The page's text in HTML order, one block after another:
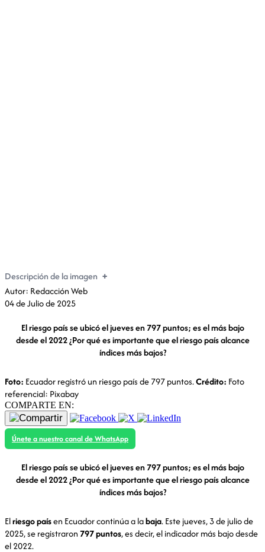
Descripción de la imagen
Autor: Redacción Web
04 de Julio de 2025
El riesgo país se ubicó el jueves en 797 puntos; es el más bajo
desde el 2022 ¿Por qué es importante que el riesgo país alcance
índices más bajos?
Foto: Ecuador registró un riesgo país de 797 puntos.Crédito: Foto
referencial: Pixabay
COMPARTE EN:
Únete a nuestro canal de WhatsApp
El riesgo país se ubicó el jueves en 797 puntos; es el más bajo
desde el 2022 ¿Por qué es importante que el riesgo país alcance
índices más bajos?
Elriesgo paísen Ecuador continúa a labaja. Este jueves, 3 de julio de
2025, se registraron797 puntos, es decir, el indicador más bajo desde
el 2022.